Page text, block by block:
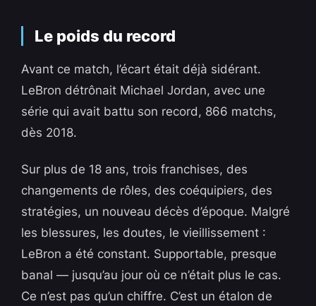
Le poids du record
Avant ce match, l’écart était déjà sidérant.
LeBron détrônait Michael Jordan, avec une
série qui avait battu son record, 866 matchs,
dès 2018.
Sur plus de 18 ans, trois franchises, des
changements de rôles, des coéquipiers, des
stratégies, un nouveau décès d’époque. Malgré
les blessures, les doutes, le vieillissement :
LeBron a été constant. Supportable, presque
banal — jusqu’au jour où ce n’était plus le cas.
Ce n’est pas qu’un chiffre. C’est un étalon de